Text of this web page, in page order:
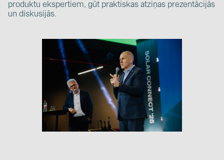
produktu ekspertiem, gūt praktiskas atziņas prezentācijās
un diskusijās.